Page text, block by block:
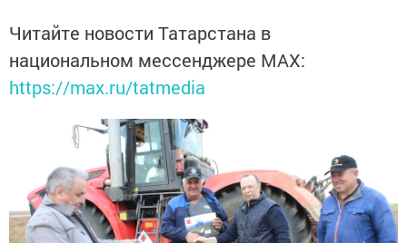
Читайте новости Татарстана в
национальном мессенджере MАХ:
https://max.ru/tatmedia